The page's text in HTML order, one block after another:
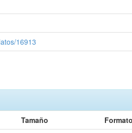
16913
Tamaño
Formato